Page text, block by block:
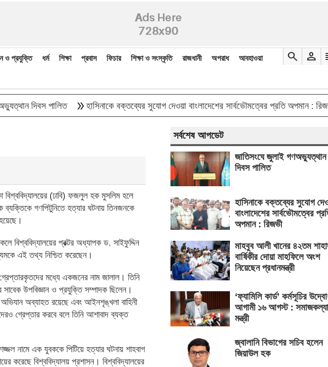
ও প্রযুক্তি ধর্ম শিক্ষা প্রবাস ফিচার শিক্ষা ও সংস্কৃতি রাজধানী অপরাধ আবহাওয়া search person
দিবস পালিত double_arrowহাসিনাকে বক্তব্যের সুযোগ দেওয়া বাংলাদেশের সার্বভৌমত্বের প্রতি অপমান : রিজভী
বিশ্ববিদ্যালয়ের (ঢাবি) ফজলুল হক মুসলিম হলে
ব্যক্তিকে গণপিটুনিতে হত্যার ঘটনায় তিনজনকে
বিশ্ববিদ্যালয়ের প্রক্টর অধ্যাপক ড. সাইফুদ্দিন
এই তথ্য নিশ্চিত করেছেন।
মধ্যে একজনের নাম জালাল। তিনি
সাবেক উপবিজ্ঞান ও প্রযুক্তি সম্পাদক ছিলেন।
অভিযান অব্যাহত রয়েছে এবং আইনশৃঙ্খলা বাহিনী
গ্রেপ্তার করবে বলে তিনি আশাবাদ ব্যক্ত
নামে এক যুবককে পিটিয়ে হত্যার ঘটনায় শাহবাগ
করেছে বিশ্ববিদ্যালয় প্রশাসন। বিশ্ববিদ্যালয়ের
সর্বশেষ আপডেট
জাতিসংঘে জুলাই গণঅভ্যুত্থান
দিবস পালিত
হাসিনাকে বক্তব্যের সুযোগ
বাংলাদেশের সার্বভৌমত্বের
অপমান : রিজভী
মাহবুব আলী খানের ৪২তম
বার্ষিকীর দোয়া মাহফিলে অংশ
নিয়েছেন প্রধানমন্ত্রী
‘ফ্যামিলি কার্ড’ কর্মসূচির
আগামী ১৬ আগস্ট :
মন্ত্রী
জ্বালানি বিভাগের সচিব হলেন
জিয়াউল হক